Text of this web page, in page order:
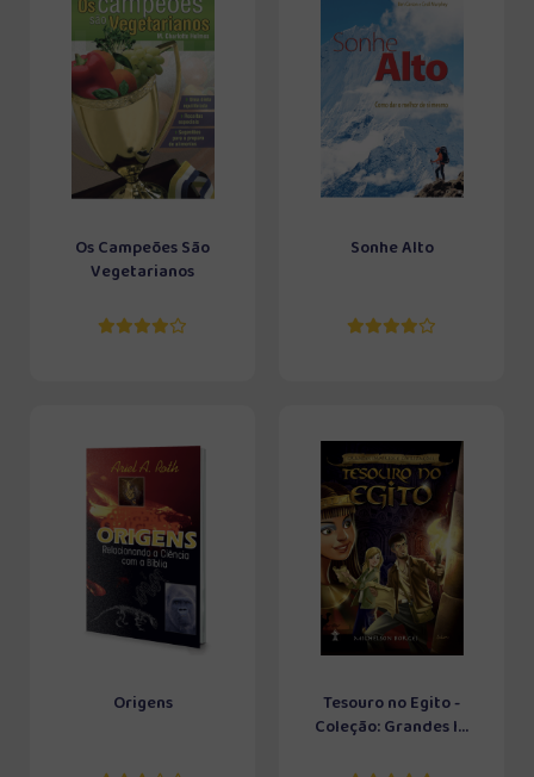
Os Campeões São
Vegetarianos
Sonhe Alto
Origens
Tesouro no Egito -
Coleção: Grandes I...